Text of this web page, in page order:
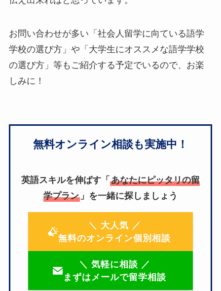
お問い合わせが多い「社会人留学に向ている語学
学校の選び方」や「大学生にオススメな語学学校
の選び方」等もご紹介する予定でいるので、お楽
しみに！
無料オンライン相談も実施中！
英語スキルを伸ばす「 あなたにピッタリの留
学プラン 」を一緒に探しましょう
＼ 大人気 ／
無料のオンライン個別相談
＼ 気軽に相談 ／
まずはメールで留学相談